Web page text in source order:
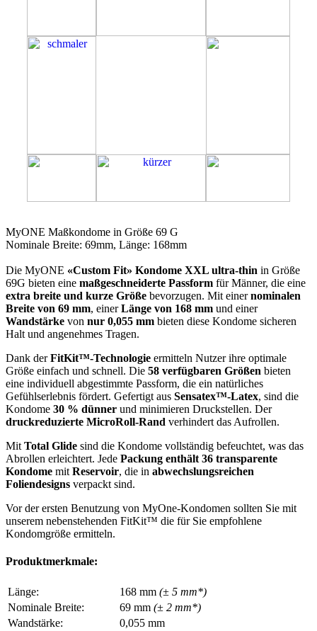
MyONE Maßkondome in Größe 69 G
Nominale Breite: 69mm, Länge: 168mm
Die MyONE «Custom Fit» Kondome XXL ultra-thin in Größe
69G bieten eine maßgeschneiderte Passform für Männer, die eine
extra breite und kurze Größe bevorzugen. Mit einernominalen
Breite von 69 mm, einerLänge von 168 mm und einer
Wandstärke von nur 0,055 mm bieten diese Kondome sicheren
Halt und angenehmes Tragen.
Dank derFitKit™-Technologie ermitteln Nutzer ihre optimale
Größe einfach und schnell. Die 58 verfügbaren Größen bieten
eine individuell abgestimmte Passform, die ein natürliches
Gefühlserlebnis fördert. Gefertigt aus Sensatex™-Latex, sind die
Kondome 30 % dünner und minimieren Druckstellen. Der
druckreduzierte MicroRoll-Rand verhindert das Aufrollen.
Mit Total Glide sind die Kondome vollständig befeuchtet, was das
Abrollen erleichtert. Jede Packung enthält 36 transparente
Kondome mit Reservoir, die in abwechslungsreichen
Foliendesigns verpackt sind.
Vor der ersten Benutzung von MyOne-Kondomen sollten Sie mit
unserem nebenstehenden FitKit™ die für Sie empfohlene
Kondomgröße ermitteln.
Produktmerkmale:
Länge: 168 mm (± 5 mm*)
Nominale Breite:
69 mm (± 2 mm*)
Wandstärke:
0,055 mm